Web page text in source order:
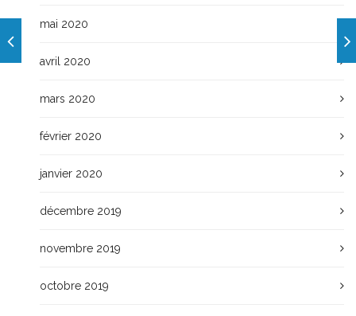
mai 2020
avril 2020
mars 2020
février 2020
janvier 2020
décembre 2019
novembre 2019
octobre 2019